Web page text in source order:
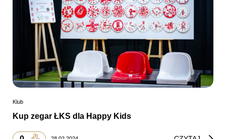
Klub
Kup zegar ŁKS dla Happy Kids